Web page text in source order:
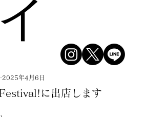
に出店します
2025年4月6日